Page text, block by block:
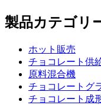
製品カテゴリ
ホット販売
チョコレート供
原料混合機
チョコレートグ
チョコレート成